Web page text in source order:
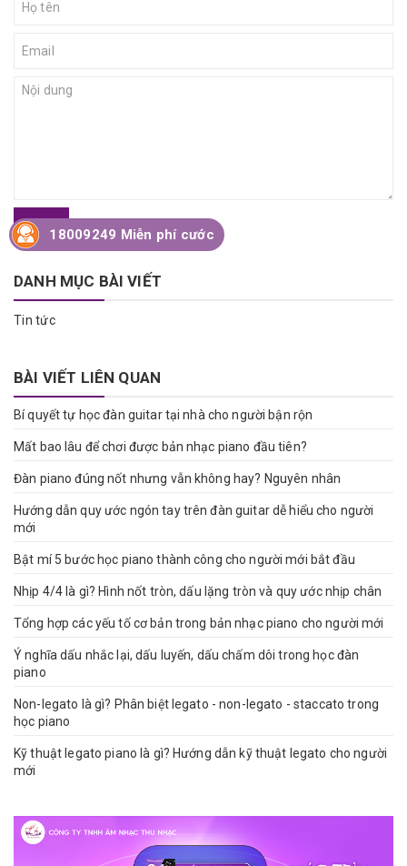
Gửi
DANH MỤC BÀI VIẾT
Tin tức
BÀI VIẾT LIÊN QUAN
Bí quyết tự học đàn guitar tại nhà cho người bận rộn
Mất bao lâu để chơi được bản nhạc piano đầu tiên?
Đàn piano đúng nốt nhưng vẫn không hay? Nguyên nhân
Hướng dẫn quy ước ngón tay trên đàn guitar dễ hiểu cho người
mới
Bật mí 5 bước học piano thành công cho người mới bắt đầu
Nhịp 4/4 là gì? Hình nốt tròn, dấu lặng tròn và quy ước nhịp chân
Tổng hợp các yếu tố cơ bản trong bản nhạc piano cho người mới
Ý nghĩa dấu nhắc lại, dấu luyến, dấu chấm dôi trong học đàn
piano
Non-legato là gì? Phân biệt legato - non-legato - staccato trong
học piano
Kỹ thuật legato piano là gì? Hướng dẫn kỹ thuật legato cho người
mới
18009249 Miễn phí cước